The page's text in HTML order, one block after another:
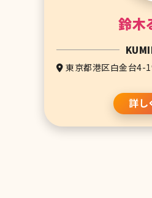
鈴木
東京都港区白金台4-
詳し